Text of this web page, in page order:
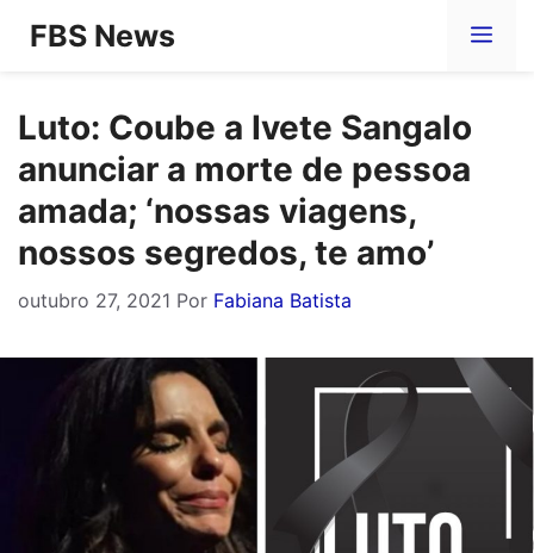
Pular
conteúdo
FBS News
Luto: Coube a Ivete Sangalo
anunciar a morte de pessoa
amada; ‘nossas viagens,
nossos segredos, te amo’
outubro 27, 2021 Por Fabiana Batista